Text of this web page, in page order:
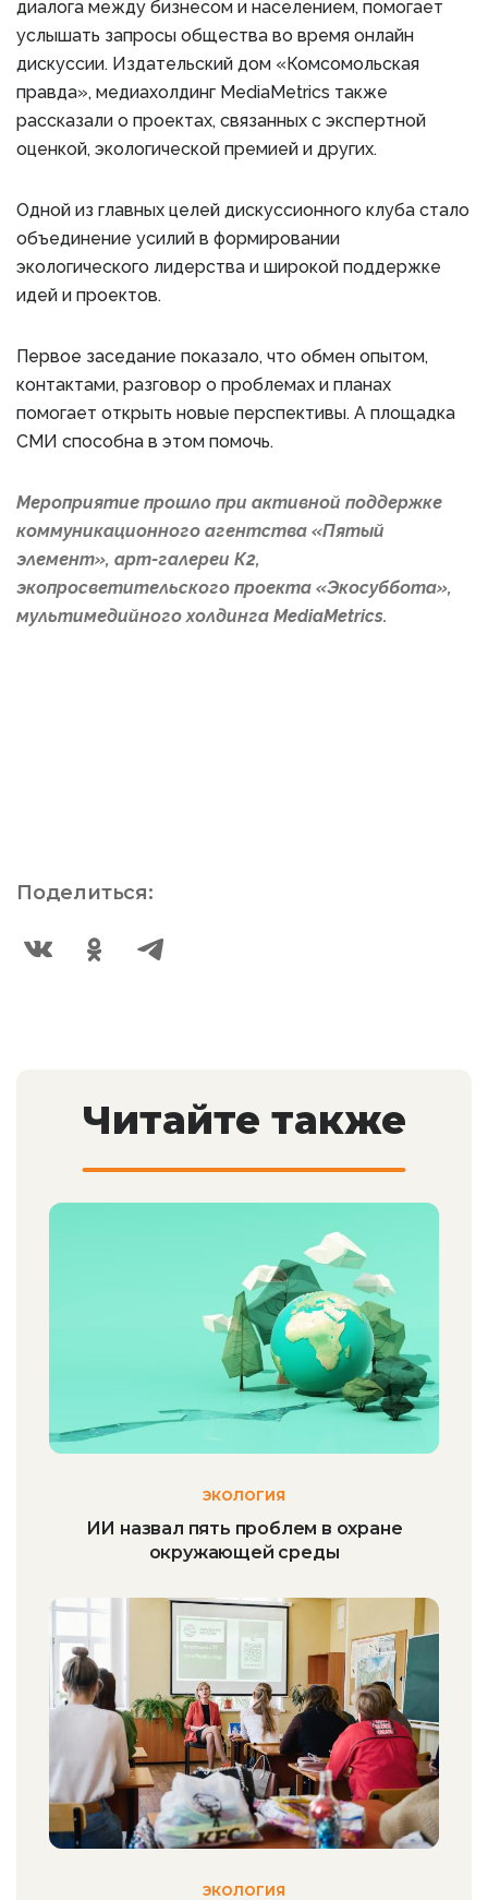
диалога между бизнесом и населением, помогает
услышать запросы общества во время онлайн
дискуссии. Издательский дом «Комсомольская
правда», медиахолдинг MediaMetrics также
рассказали о проектах, связанных с экспертной
оценкой, экологической премией и других.
Одной из главных целей дискуссионного клуба стало
объединение усилий в формировании
экологического лидерства и широкой поддержке
идей и проектов.
Первое заседание показало, что обмен опытом,
контактами, разговор о проблемах и планах
помогает открыть новые перспективы. А площадка
СМИ способна в этом помочь.
Мероприятие прошло при активной поддержке
коммуникационного агентства «Пятый
элемент», арт-галереи К2,
экопросветительского проекта «Экосуббота»,
мультимедийного холдинга MediaMetrics.
Поделиться:
Читайте также
ЭКОЛОГИЯ
ИИ назвал пять проблем в охране
окружающей среды
ЭКОЛОГИЯ